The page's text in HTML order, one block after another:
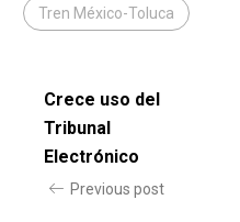
Tren México-Toluca
Crece uso del
Tribunal
Electrónico
Previous post